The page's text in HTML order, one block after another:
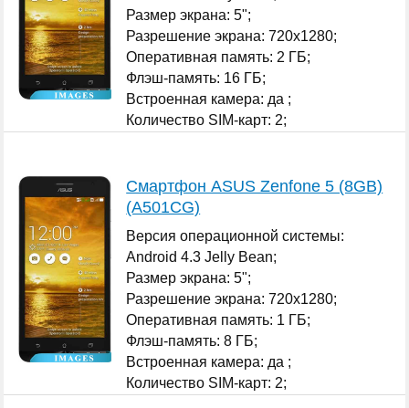
Размер экрана: 5";
Разрешение экрана: 720x1280;
Оперативная память: 2 ГБ;
Флэш-память: 16 ГБ;
Встроенная камера: да ;
Количество SIM-карт: 2;
Смартфон ASUS Zenfone 5 (8GB)
(A501CG)
Версия операционной системы:
Android 4.3 Jelly Bean;
Размер экрана: 5";
Разрешение экрана: 720x1280;
Оперативная память: 1 ГБ;
Флэш-память: 8 ГБ;
Встроенная камера: да ;
Количество SIM-карт: 2;